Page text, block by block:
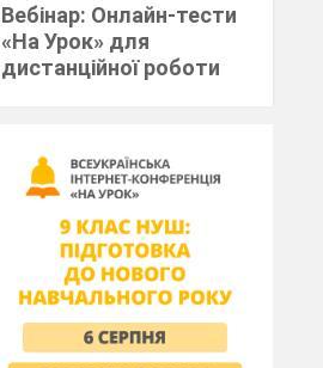
Вебінар: Онлайн-тести
«На Урок» для
дистанційної роботи